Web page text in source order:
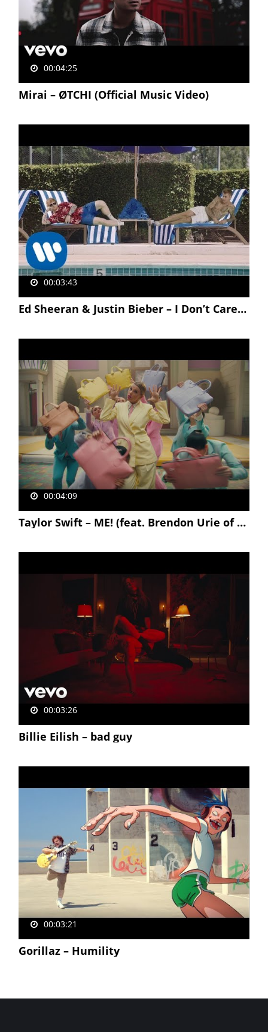
00:04:25
Mirai – ØTCHI (Official Music Video)
00:03:43
Ed Sheeran & Justin Bieber – I Don’t Care [Official Video]
00:04:09
Taylor Swift – ME! (feat. Brendon Urie of Panic! At The Disco)
00:03:26
Billie Eilish – bad guy
00:03:21
Gorillaz – Humility